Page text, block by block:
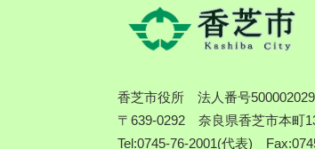
香芝市役所
法人番号
〒639-0292 奈良県香芝市本町
Tel:0745-76-2001(代表)